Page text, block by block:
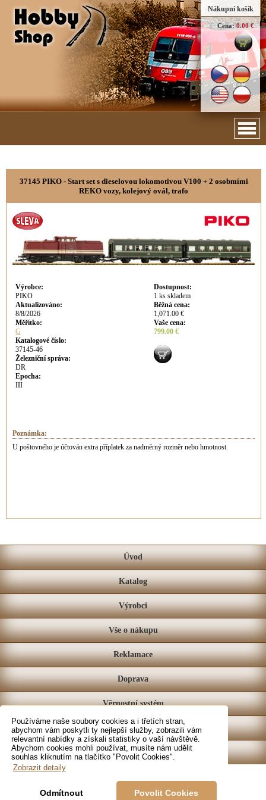
Používáme naše soubory cookies a i třetích stran,
abychom vám poskytli ty nejlepší služby, zobrazili vám
relevantní nabídky a získali statistiky o vaší návštěvě.
Abychom cookies mohli používat, musíte nám udělit
souhlas kliknutím na tlačítko "Povolit Cookies".
Zobrazit detaily
Odmítnout Povolit Cookies
Nákupní košík
Cena: 0.00 €
37145 PIKO - Start set s dieselovou lokomotivou V100 + 2 osobmími
REKO vozy, kolejový ovál, trafo
Výrobce:
PIKO
Aktualizováno:
8/8/2026
Měřítko:
G
Katalogové číslo:
37145-46
Železniční správa:
DR
Epocha:
III
Dostupnost:
1 ks skladem
Běžná cena:
1,071.00 €
Vaše cena:
799.00 €
Poznámka:
U poštovného je účtován extra příplatek za nadměrný rozměr nebo hmotnost.
Úvod
Katalog
Výrobci
Vše o nákupu
Reklamace
Doprava
Věrnostní systém
Prodejna
Kontakt